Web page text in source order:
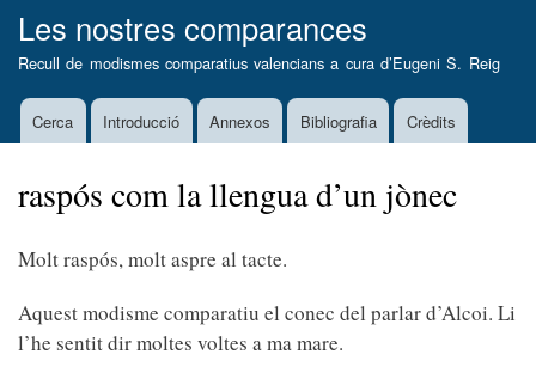
al
contingut
Les nostres comparances
Recull de modismes comparatius valencians a cura d’Eugeni S. Reig
MainCerca Introducció Annexos Bibliografia Crèdits
raspós com la llengua d’un jònec
Molt raspós, molt aspre al tacte.
Aquest modisme comparatiu el conec del parlar d’Alcoi. Li
l’he sentit dir moltes voltes a ma mare.